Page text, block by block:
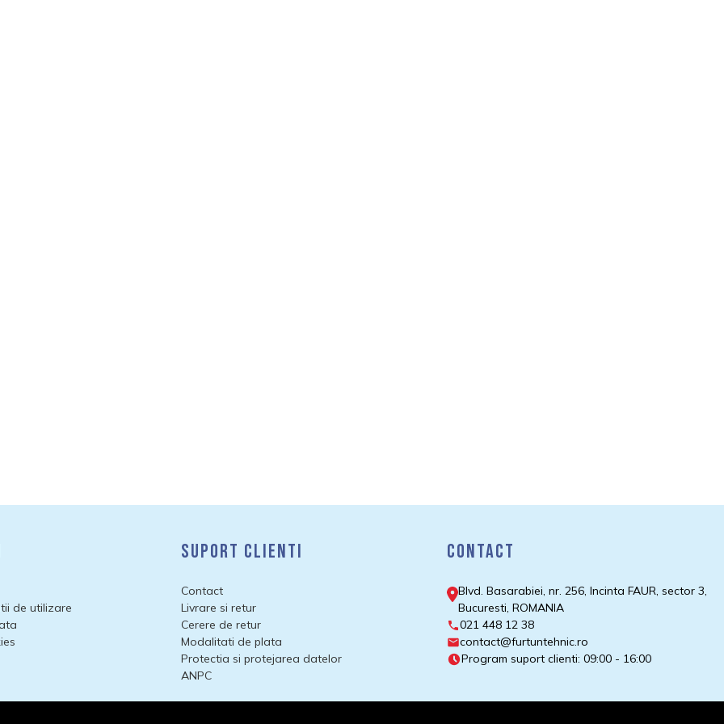
de utilizare
Suport clienti
Contact
Livrare si retur
Cerere de retur
Modalitati de plata
Protectia si protejarea datelor
ANPC
Contact
Blvd. Basarabiei, nr. 256, Incinta FAUR, sector 3,
Bucuresti, ROMANIA
021 448 12 38
contact@furtuntehnic.ro
Program suport clienti: 09:00 - 16:00